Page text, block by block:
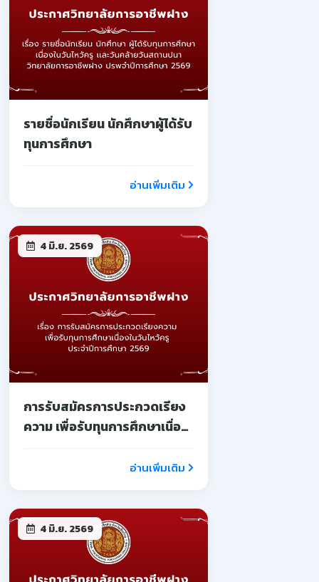
รายชื่อนักเรียน นักศึกษาผู้ได้รับ
ทุนการศึกษา
อ่านเพิ่มเติม
4 มิ.ย. 2569
การรับสมัครการประกวดเรียง
ความ เพื่อรับทุนการศึกษาเนื่อง
อ่านเพิ่มเติม
4 มิ.ย. 2569